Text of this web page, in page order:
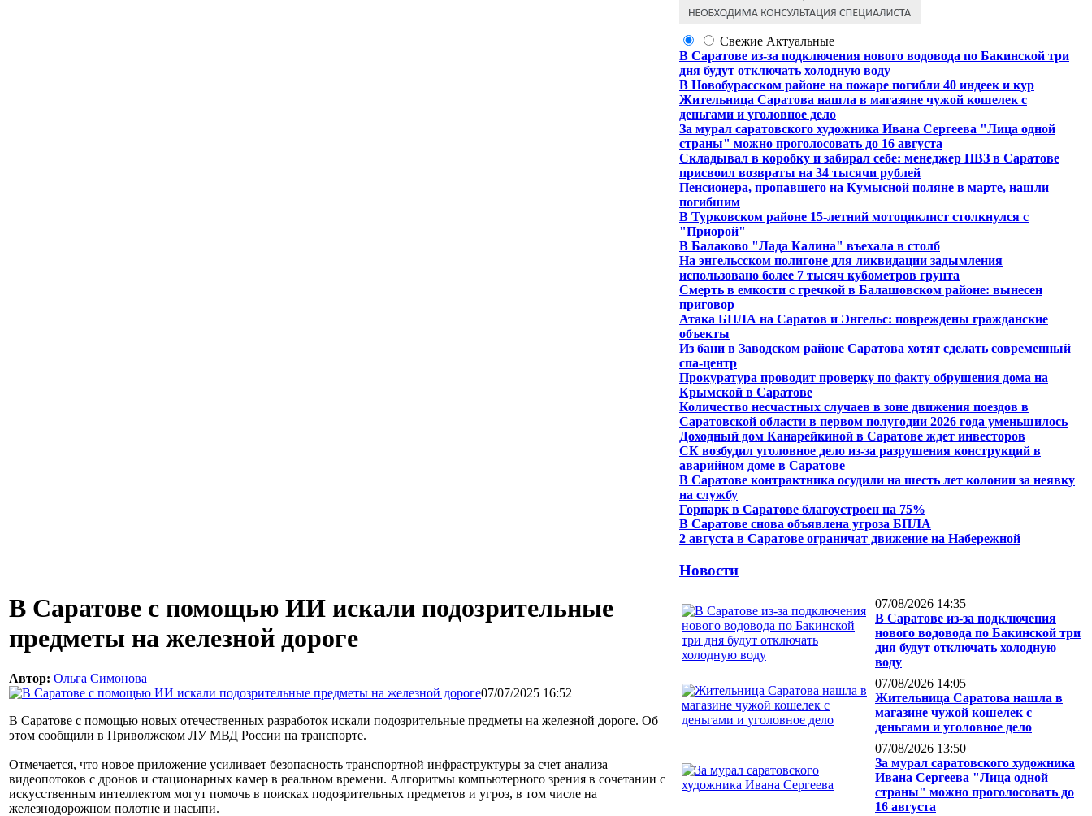
В Саратове с помощью ИИ искали подозрительные
предметы на железной дороге
Автор: Ольга Симонова
07/07/2025 16:52
В Саратове с помощью новых отечественных разработок искали подозрительные предметы на железной дороге. Об
этом сообщили в Приволжском ЛУ МВД России на транспорте.
Отмечается, что новое приложение усиливает безопасность транспортной инфраструктуры за счет анализа
видеопотоков с дронов и стационарных камер в реальном времени. Алгоритмы компьютерного зрения в сочетании с
искусственным интеллектом могут помочь в поисках подозрительных предметов и угроз, в том числе на
железнодорожном полотне и насыпи.
Свежие Актуальные
В Саратове из-за подключения нового водовода по Бакинской три
дня будут отключать холодную воду
В Новобурасском районе на пожаре погибли 40 индеек и кур
Жительница Саратова нашла в магазине чужой кошелек с
деньгами и уголовное дело
За мурал саратовского художника Ивана Сергеева "Лица одной
страны" можно проголосовать до 16 августа
Складывал в коробку и забирал себе: менеджер ПВЗ в Саратове
присвоил возвраты на 34 тысячи рублей
Пенсионера, пропавшего на Кумысной поляне в марте, нашли
погибшим
В Турковском районе 15-летний мотоциклист столкнулся с
"Приорой"
В Балаково "Лада Калина" въехала в столб
На энгельсском полигоне для ликвидации задымления
использовано более 7 тысяч кубометров грунта
Смерть в емкости с гречкой в Балашовском районе: вынесен
приговор
Атака БПЛА на Саратов и Энгельс: повреждены гражданские
объекты
Из бани в Заводском районе Саратова хотят сделать современный
спа-центр
Прокуратура проводит проверку по факту обрушения дома на
Крымской в Саратове
Количество несчастных случаев в зоне движения поездов в
Саратовской области в первом полугодии 2026 года уменьшилось
Доходный дом Канарейкиной в Саратове ждет инвесторов
СК возбудил уголовное дело из-за разрушения конструкций в
аварийном доме в Саратове
В Саратове контрактника осудили на шесть лет колонии за неявку
на службу
Горпарк в Саратове благоустроен на 75%
В Саратове снова объявлена угроза БПЛА
2 августа в Саратове ограничат движение на Набережной
Новости
07/08/2026 14:35
В Саратове из-за подключения
нового водовода по Бакинской три
дня будут отключать холодную
воду
07/08/2026 14:05
Жительница Саратова нашла в
магазине чужой кошелек с
деньгами и уголовное дело
07/08/2026 13:50
За мурал саратовского художника
Ивана Сергеева "Лица одной
страны" можно проголосовать до
16 августа